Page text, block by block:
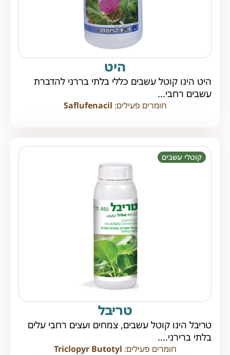
היט
היט הינו קוטל עשבים כללי בלתי בררני להדברת
עשבים רחבי...
חומרים פעילים: Saflufenacil
קוטלי עשבים
טריבל
טריבל הינו קוטל עשבים, צמחים ועצים רחבי עלים
בלתי ברירני....
חומרים פעילים: Triclopyr Butotyl